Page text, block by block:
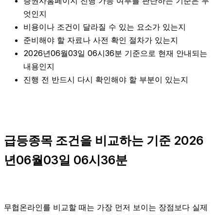
엇인지
비용이나 조건이 달라질 수 있는 요소가 있는지
준비해야 할 자료나 사전 확인 절차가 있는지
2026년06월03일 06시36분 기준으로 현재 안내되는
내용인지
진행 전 반드시 다시 확인해야 할 부분이 있는지
급등종목 조건을 비교하는 기준 2026
년06월03일 06시36분
무협온라인를 비교할 때는 가장 먼저 보이는 장점보다 실제